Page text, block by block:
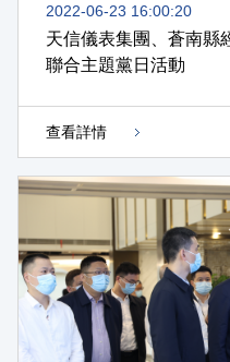
2022-06-23 16:00:20
天信儀表集團、蒼南縣
聯合主題黨日活動
查看詳情